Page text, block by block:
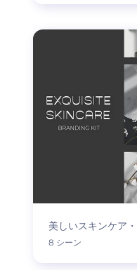
美しいスキンケア
8 シーン